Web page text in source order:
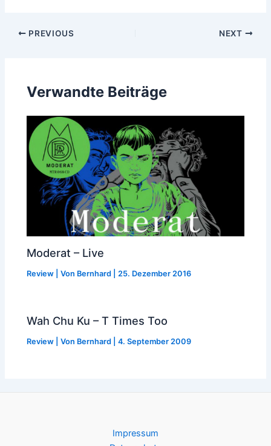
Post
PREVIOUS NEXT
Verwandte Beiträge
Moderat – Live
Review | Von Bernhard |25. Dezember 2016
Wah Chu Ku – T Times Too
Review | Von Bernhard |4. September 2009
Impressum